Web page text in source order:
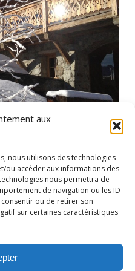
aux
nous utilisons des technologies
ou accéder aux informations des
nous permettra de
de navigation ou les ID
ou de retirer son
sur certaines caractéristiques